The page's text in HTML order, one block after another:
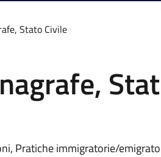
Stato Civile
Pratiche immigratorie/